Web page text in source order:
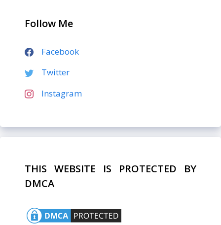
Follow Me
Facebook
Twitter
Instagram
THIS WEBSITE IS PROTECTED BY
DMCA